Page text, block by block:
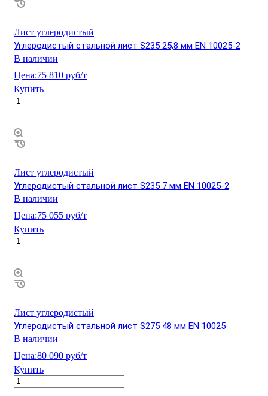
Лист углеродистый
Углеродистый стальной лист S235 25,8 мм EN 10025-2
В наличии
Цена:75 810 руб/т
Купить
Лист углеродистый
Углеродистый стальной лист S235 7 мм EN 10025-2
В наличии
Цена:75 055 руб/т
Купить
Лист углеродистый
Углеродистый стальной лист S275 48 мм EN 10025
В наличии
Цена:80 090 руб/т
Купить